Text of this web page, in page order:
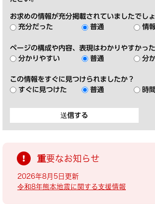
お求めの情報が充分掲載されていましたでし
充分だった
普通 情
ページの構成や内容、表現はわかりやすかっ
分かりやすい
普通 分
この情報をすぐに見つけられましたか？
すぐに見つけた
普通 時
重要なお知らせ
2026年8月5日更新
令和8年熊本地震に関する支援情報